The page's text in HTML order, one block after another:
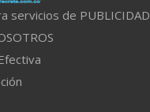
servicios de PUBLICIDAD